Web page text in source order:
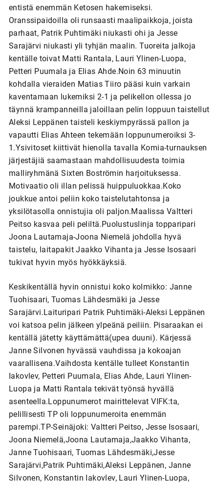
entistä enemmän Ketosen hakemiseksi.
Oranssipaidoilla oli runsaasti maalipaikkoja, joista
parhaat, Patrik Puhtimäki niukasti ohi ja Jesse
Sarajärvi niukasti yli tyhjän maalin. Tuoreita jalkoja
kentälle toivat Matti Rantala, Lauri Ylinen-Luopa,
Petteri Puumala ja Elias Ahde.Noin 63 minuutin
kohdalla vieraiden Matias Tiiro pääsi kuin varkain
kaventamaan lukemiksi 2-1 ja pelikellon ollessa jo
täynnä krampanneilla jaloillaan pelin loppuun taistellut
Aleksi Leppänen taisteli keskiympyrässä pallon ja
vapautti Elias Ahteen tekemään loppunumeroiksi 3-
1.Ysivitoset kiittivät hienolla tavalla Komia-turnauksen
järjestäjiä saamastaan mahdollisuudesta toimia
malliryhmänä Sixten Boströmin harjoituksessa.
Motivaatio oli illan pelissä huippuluokkaa.Koko
joukkue antoi peliin koko taistelutahtonsa ja
yksilötasolla onnistujia oli paljon.Maalissa Valtteri
Peitso kasvaa peli peliltä.Puolustuslinja topparipari
Joona Lautamaja-Joona Niemelä johdolla hyvä
taistelu, laitapakit Jaakko Vihanta ja Jesse Isosaari
tukivat hyvin myös hyökkäyksiä.
Keskikentällä hyvin onnistui koko kolmikko: Janne
Tuohisaari, Tuomas Lähdesmäki ja Jesse
Sarajärvi.Laituripari Patrik Puhtimäki-Aleksi Leppänen
voi katsoa pelin jälkeen ylpeänä peiliin. Pisaraakan ei
kentällä jätetty käyttämättä(upea duuni). Kärjessä
Janne Silvonen hyvässä vauhdissa ja kokoajan
vaarallisena.Vaihdosta kentälle tulleet Konstantin
Iakovlev, Petteri Puumala, Elias Ahde, Lauri Ylinen-
Luopa ja Matti Rantala tekivät työnsä hyvällä
asenteella.Loppunumerot mairittelevat VIFK:ta,
pelillisesti TP oli loppunumeroita enemmän
parempi.TP-Seinäjoki: Valtteri Peitso, Jesse Isosaari,
Joona Niemelä,Joona Lautamaja,Jaakko Vihanta,
Janne Tuohisaari, Tuomas Lähdesmäki,Jesse
Sarajärvi,Patrik Puhtimäki,Aleksi Leppänen, Janne
Silvonen, Konstantin Iakovlev, Lauri Ylinen-Luopa,